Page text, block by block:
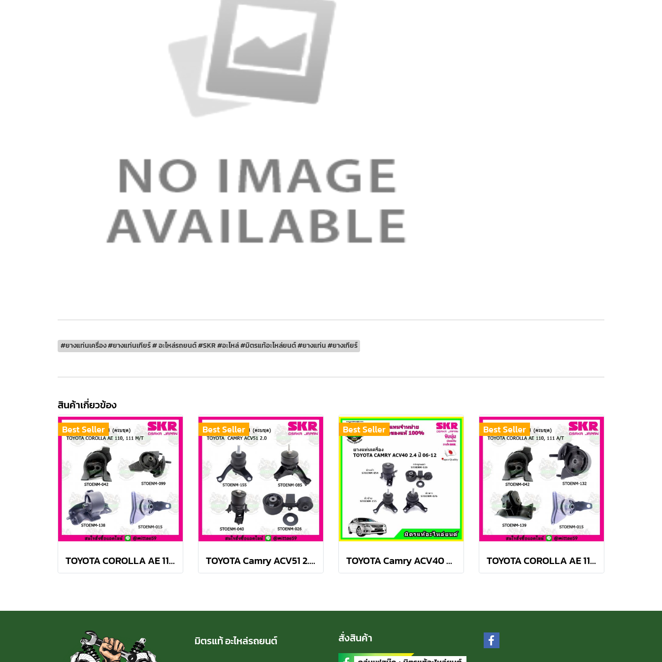
#ยางแท่นเครื่อง #ยางแท่นเกียร์ # อะไหล่รถยนต์ #SKR #อะไหล่ #มิตรแท้อะไหล่ยนต์ #ยางแท่น #ยางเกียร์
สินค้าเกี่ยวข้อง
Best Seller
TOYOTA COROLLA AE 110, 111 M/T สามห่วง ยางแท่นเครื่องครบชุด SKR
Best Seller
TOYOTA Camry ACV51 2.0 ปี 12-18 ยางแท่นเครื่องครบชุด กระดูกหมา
Best Seller
TOYOTA Camry ACV40 2.4 Hybrid ปี 06-12 ยางแท่นเครื่องครบชุด กระดูกหมา
Best Seller
TOYOTA COROLLA AE 110, 111 A/T สามห่วง ยางแท่นเครื่องครบชุด SKR
มิตรแท้ อะไหล่รถยนต์ สั่งสินค้า